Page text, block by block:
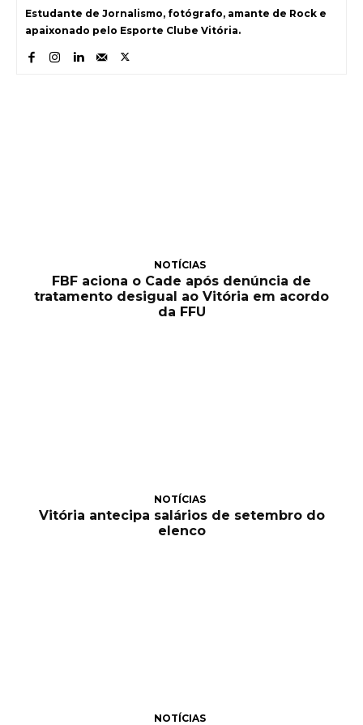
Estudante de Jornalismo, fotógrafo, amante de Rock e
apaixonado pelo Esporte Clube Vitória.
NOTÍCIAS
FBF aciona o Cade após denúncia de
tratamento desigual ao Vitória em acordo
da FFU
NOTÍCIAS
Vitória antecipa salários de setembro do
elenco
NOTÍCIAS